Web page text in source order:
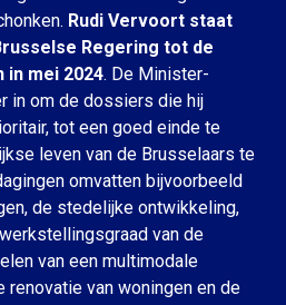
Rudi Vervoort staat
Regering tot de
in mei 2024. De Minister-
in om de dossiers die hij
tot een goed einde te
leven van de Brusselaars te
omvatten bijvoorbeeld
de stedelijke ontwikkeling,
van de
van een multimodale
van woningen en de